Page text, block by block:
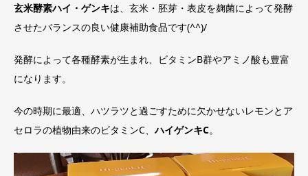
玄米酵素ハイ・ゲンキは、玄米・胚芽・表皮を麹菌によって発酵
させたバランスの良い健康補助食品です(^^)/
発酵によって各種酵素が生まれ、ビタミンB群やアミノ酸も豊富
になります。
今の時期に最適、ハツラツと過ごすために欠かせないレモンとア
セロラの植物由来のビタミンC、ハイゲンキC。